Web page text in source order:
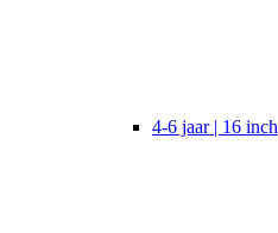
4-6 jaar | 16 inch